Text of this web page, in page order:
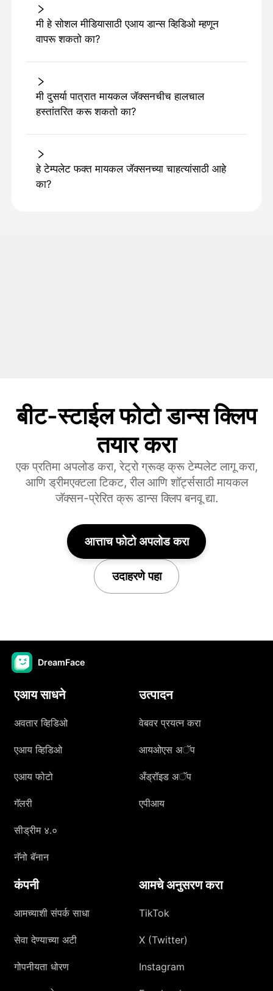
मी हे सोशल मीडियासाठी एआय डान्स व्हिडिओ म्हणून
वापरू शकतो का?
मी दुसर्या पात्रात मायकल जॅक्सनचीच हालचाल
हस्तांतरित करू शकतो का?
हे टेम्पलेट फक्त मायकल जॅक्सनच्या चाहत्यांसाठी आहे
का?
बीट-स्टाईल फोटो डान्स क्लिप
तयार करा
एक प्रतिमा अपलोड करा, रेट्रो ग्रूव्ह क्रू टेम्पलेट लागू करा,
आणि ड्रीमएक्टला टिकट, रील आणि शॉर्ट्ससाठी मायकल
जॅक्सन-प्रेरित क्रू डान्स क्लिप बनवू द्या.
आत्ताच फोटो अपलोड करा
उदाहरणे पहा
DreamFace
एआय साधने
अवतार व्हिडिओ
एआय व्हिडिओ
एआय फोटो
गॅलरी
सीड्रीम ४.०
नॅनो बॅनान
उत्पादन
वेबवर प्रयत्न करा
आयओएस अॅप
अँड्रॉइड अॅप
एपीआय
कंपनी
आमच्याशी संपर्क साधा
सेवा देण्याच्या अटी
गोपनीयता धोरण
आमचे अनुसरण करा
TikTok
X (Twitter)
Instagram